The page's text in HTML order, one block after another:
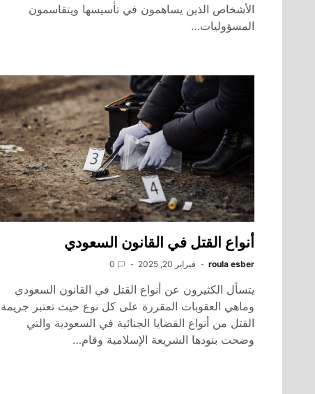
الأشخاص الذين يساهمون في تأسيسها ويتقاسمون
المسؤوليات…
أنواع القتل في القانون السعودي
roula esber فبراير 20, 2025 0
يتسأل الكثيرون عن أنواع القتل في القانون السعودي
وماهي العقوبات المقررة على كل نوع حيث تعتبر جريمة
القتل من أنواع القضايا الجنائية في السعودية والتي
وضحت بنودها الشريعة الإسلامية وقام…